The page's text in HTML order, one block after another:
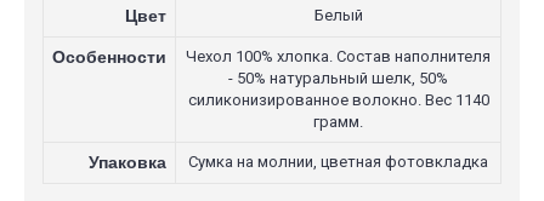
Цвет Белый
Особенности
Чехол 100% хлопка. Состав наполнителя
- 50% натуральный шелк, 50%
силиконизированное волокно. Вес 1140
грамм.
Упаковка Сумка на молнии, цветная фотовкладка